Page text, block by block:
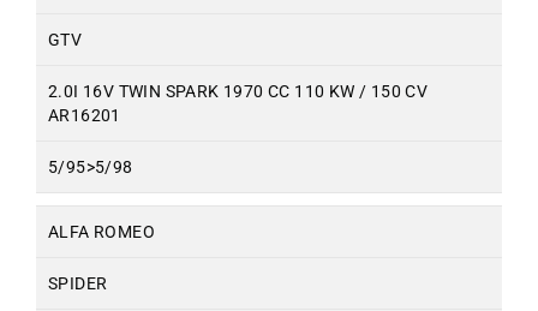
GTV
2.0I 16V TWIN SPARK 1970 CC 110 KW / 150 CV
AR16201
5/95>5/98
ALFA ROMEO
SPIDER